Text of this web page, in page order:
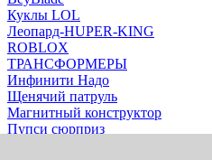
Куклы LOL
Леопард-HUPER-KING
ROBLOX
ТРАНСФОРМЕРЫ
Инфинити Надо
Щенячий патруль
Магнитный конструктор
Пупси сюрприз